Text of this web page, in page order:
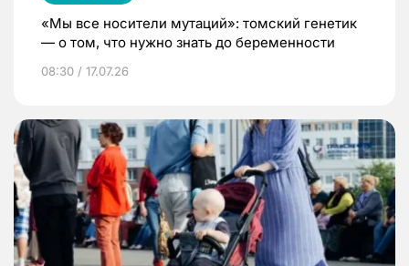
«Мы все носители мутаций»: томский генетик
— о том, что нужно знать до беременности
08:30 / 17.07.26